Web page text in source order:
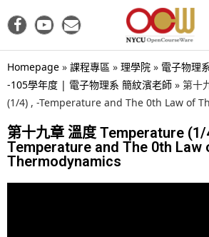
Homepage » 課程專區 » 理學院 » 電子物理
-105學年度 | 電子物理系 簡紋濱老師 » 第十
(1/4) , -Temperature and The 0th Law of
第十九章 溫度 Temperature (1/
Temperature and The 0th Law
Thermodynamics